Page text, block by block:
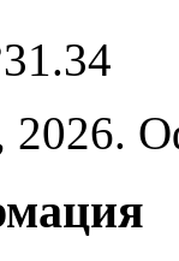
2026.